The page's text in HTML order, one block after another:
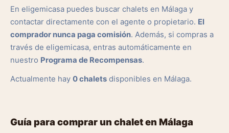
En eligemicasa puedes buscar chalets en Málaga y
contactar directamente con el agente o propietario. El
comprador nunca paga comisión. Además, si compras a
través de eligemicasa, entras automáticamente en
nuestro Programa de Recompensas.
Actualmente hay 0 chalets disponibles en Málaga.
Guía para comprar un chalet en Málaga